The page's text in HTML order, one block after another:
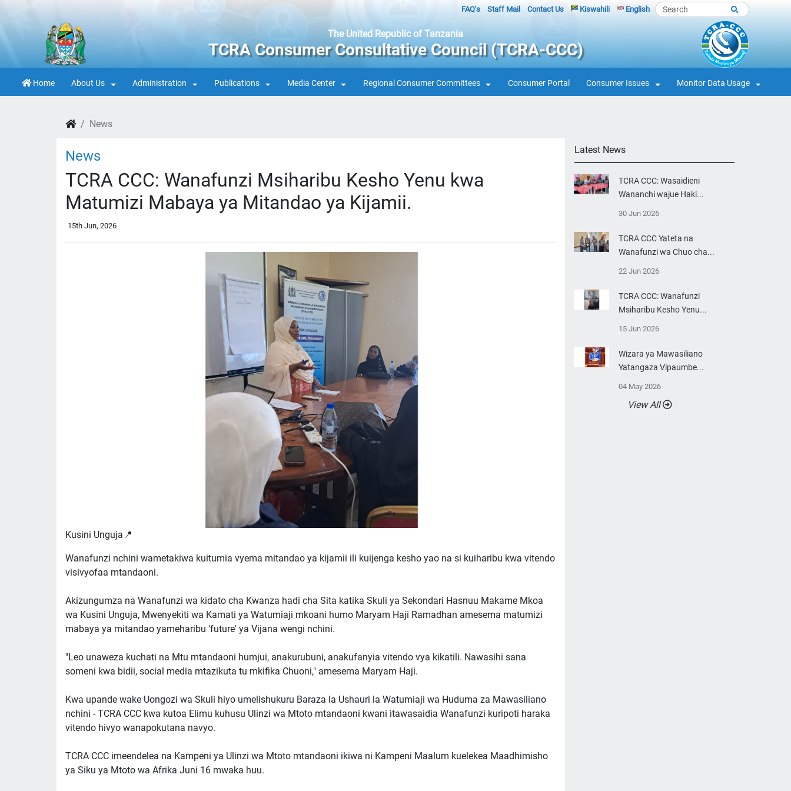
English
Kiswahili
Contact Us
Staff Mail
FAQ's
The United Republic of Tanzania
TCRA Consumer Consultative Council (TCRA-CCC)
Home About Us Administration Publications Media Center Regional Consumer Committees Consumer Portal Consumer Issues Monitor Data Usage
News
News
TCRA CCC: Wanafunzi Msiharibu Kesho Yenu kwa
Matumizi Mabaya ya Mitandao ya Kijamii.
15th Jun, 2026
Kusini Unguja📍
Wanafunzi nchini wametakiwa kuitumia vyema mitandao ya kijamii ili kuijenga kesho yao na si kuiharibu kwa vitendo
visivyofaa mtandaoni.
Akizungumza na Wanafunzi wa kidato cha Kwanza hadi cha Sita katika Skuli ya Sekondari Hasnuu Makame Mkoa
wa Kusini Unguja, Mwenyekiti wa Kamati ya Watumiaji mkoani humo Maryam Haji Ramadhan amesema matumizi
mabaya ya mitandao yameharibu 'future' ya Vijana wengi nchini.
"Leo unaweza kuchati na Mtu mtandaoni humjui, anakurubuni, anakufanyia vitendo vya kikatili. Nawasihi sana
someni kwa bidii, social media mtazikuta tu mkifika Chuoni," amesema Maryam Haji.
Kwa upande wake Uongozi wa Skuli hiyo umelishukuru Baraza la Ushauri la Watumiaji wa Huduma za Mawasiliano
nchini - TCRA CCC kwa kutoa Elimu kuhusu Ulinzi wa Mtoto mtandaoni kwani itawasaidia Wanafunzi kuripoti haraka
vitendo hivyo wanapokutana navyo.
TCRA CCC imeendelea na Kampeni ya Ulinzi wa Mtoto mtandaoni ikiwa ni Kampeni Maalum kuelekea Maadhimisho
ya Siku ya Mtoto wa Afrika Juni 16 mwaka huu.
Latest News
TCRA CCC: Wasaidieni
Wananchi wajue Haki...
30 Jun 2026
TCRA CCC Yateta na
Wanafunzi wa Chuo cha...
22 Jun 2026
TCRA CCC: Wanafunzi
Msiharibu Kesho Yenu...
15 Jun 2026
Wizara ya Mawasiliano
Yatangaza Vipaumbe...
04 May 2026
View All